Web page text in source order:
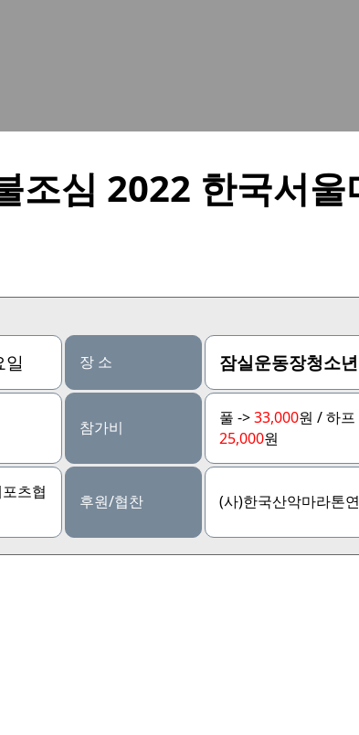
csno_sub1 csno_sub1
조심 2022 한국서울
일 장 소 잠실운동장청소
참가비 풀 ->33,000원 / 하
25,000원
츠협
후원/협찬 (사)한국산악마라톤